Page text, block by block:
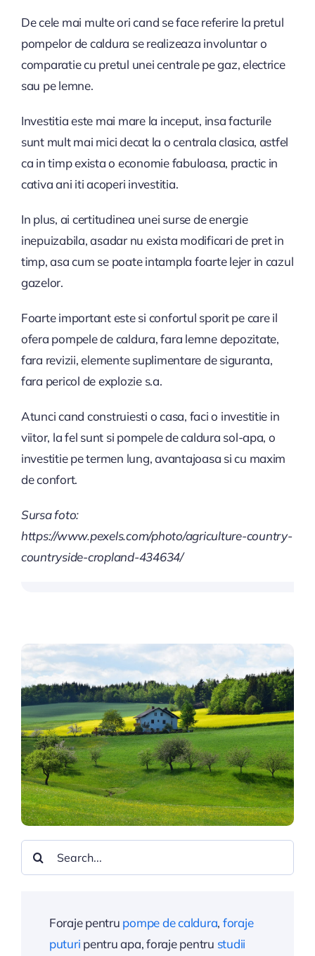
De cele mai multe ori cand se face referire la pretul
pompelor de caldura se realizeaza involuntar o
comparatie cu pretul unei centrale pe gaz, electrice
sau pe lemne.
Investitia este mai mare la inceput, insa facturile
sunt mult mai mici decat la o centrala clasica, astfel
ca in timp exista o economie fabuloasa, practic in
cativa ani iti acoperi investitia.
In plus, ai certitudinea unei surse de energie
inepuizabila, asadar nu exista modificari de pret in
timp, asa cum se poate intampla foarte lejer in cazul
gazelor.
Foarte important este si confortul sporit pe care il
ofera pompele de caldura, fara lemne depozitate,
fara revizii, elemente suplimentare de siguranta,
fara pericol de explozie s.a.
Atunci cand construiesti o casa, faci o investitie in
viitor, la fel sunt si pompele de caldura sol-apa, o
investitie pe termen lung, avantajoasa si cu maxim
de confort.
Sursa foto:
https://www.pexels.com/photo/agriculture-country-
countryside-cropland-434634/
Search
for:
Foraje pentru pompe de caldura, foraje
puturi pentru apa, foraje pentru studii